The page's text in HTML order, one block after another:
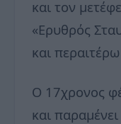
και τον
«Ερυθρός
και
Ο 17χρονος
και